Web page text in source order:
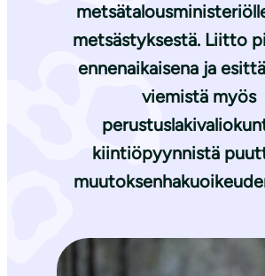
metsästyksestä. Liitto
ennenaikaisena ja
viemistä myös
kiintiöpyynnistä